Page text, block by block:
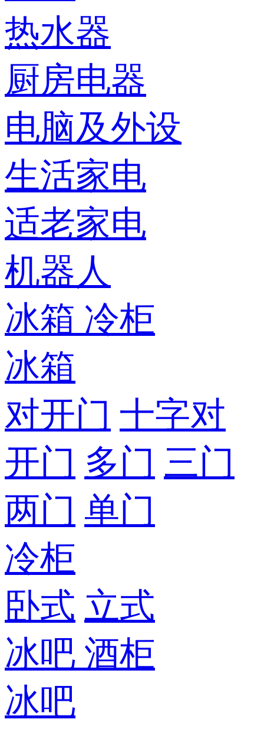
热水器
厨房电器
电脑及外设
生活家电
适老家电
机器人
冰箱 冷柜
冰箱
对开门 十字对
开门 多门 三门
两门 单门
冷柜
卧式 立式
冰吧 酒柜
冰吧